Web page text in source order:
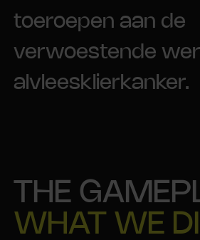
toeroepen aan de
verwoestende
alvleesklierkanker.
THE
WHAT WE